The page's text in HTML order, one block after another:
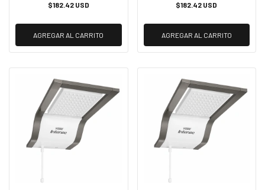
$182.42 USD
AGREGAR AL CARRITO
$182.42 USD
AGREGAR AL CARRITO